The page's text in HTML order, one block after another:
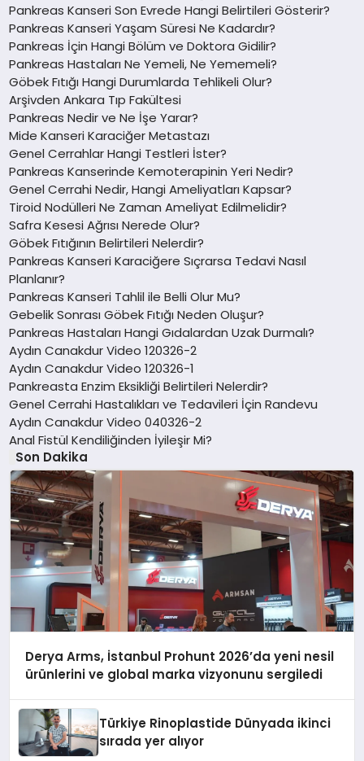
Pankreas Kanseri Son Evrede Hangi Belirtileri Gösterir?
Pankreas Kanseri Yaşam Süresi Ne Kadardır?
Pankreas İçin Hangi Bölüm ve Doktora Gidilir?
Pankreas Hastaları Ne Yemeli, Ne Yememeli?
Göbek Fıtığı Hangi Durumlarda Tehlikeli Olur?
Arşivden Ankara Tıp Fakültesi
Pankreas Nedir ve Ne İşe Yarar?
Mide Kanseri Karaciğer Metastazı
Genel Cerrahlar Hangi Testleri İster?
Pankreas Kanserinde Kemoterapinin Yeri Nedir?
Genel Cerrahi Nedir, Hangi Ameliyatları Kapsar?
Tiroid Nodülleri Ne Zaman Ameliyat Edilmelidir?
Safra Kesesi Ağrısı Nerede Olur?
Göbek Fıtığının Belirtileri Nelerdir?
Pankreas Kanseri Karaciğere Sıçrarsa Tedavi Nasıl
Planlanır?
Pankreas Kanseri Tahlil ile Belli Olur Mu?
Gebelik Sonrası Göbek Fıtığı Neden Oluşur?
Pankreas Hastaları Hangi Gıdalardan Uzak Durmalı?
Aydın Canakdur Video 120326-2
Aydın Canakdur Video 120326-1
Pankreasta Enzim Eksikliği Belirtileri Nelerdir?
Genel Cerrahi Hastalıkları ve Tedavileri İçin Randevu
Aydın Canakdur Video 040326-2
Anal Fistül Kendiliğinden İyileşir Mi?
Son Dakika
Derya Arms, İstanbul Prohunt 2026’da yeni nesil
ürünlerini ve global marka vizyonunu sergiledi
Türkiye Rinoplastide Dünyada ikinci
sırada yer alıyor